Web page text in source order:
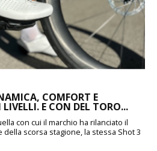
COMFORT E
E CON DEL TORO...
con cui il marchio ha rilanciato il
scorsa stagione, la stessa Shot 3